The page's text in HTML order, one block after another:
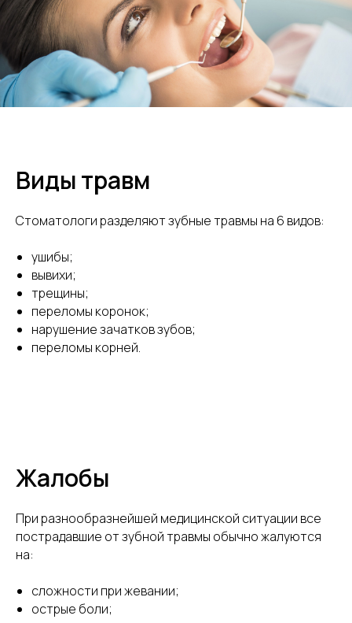
Виды травм
Стоматологи разделяют зубные травмы на 6 видов:
ушибы;
вывихи;
трещины;
переломы коронок;
нарушение зачатков зубов;
переломы корней.
Жалобы
При разнообразнейшей медицинской ситуации все
пострадавшие от зубной травмы обычно жалуются
на:
сложности при жевании;
острые боли;